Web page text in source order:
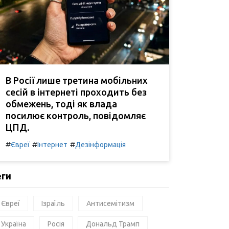
В Росії лише третина мобільних
сесій в інтернеті проходить без
обмежень, тоді як влада
посилює контроль, повідомляє
ЦПД.
#Євреї #Інтернет #Дезінформація
Євреї Ізраїль Антисемітизм
Україна Росія Дональд Трамп